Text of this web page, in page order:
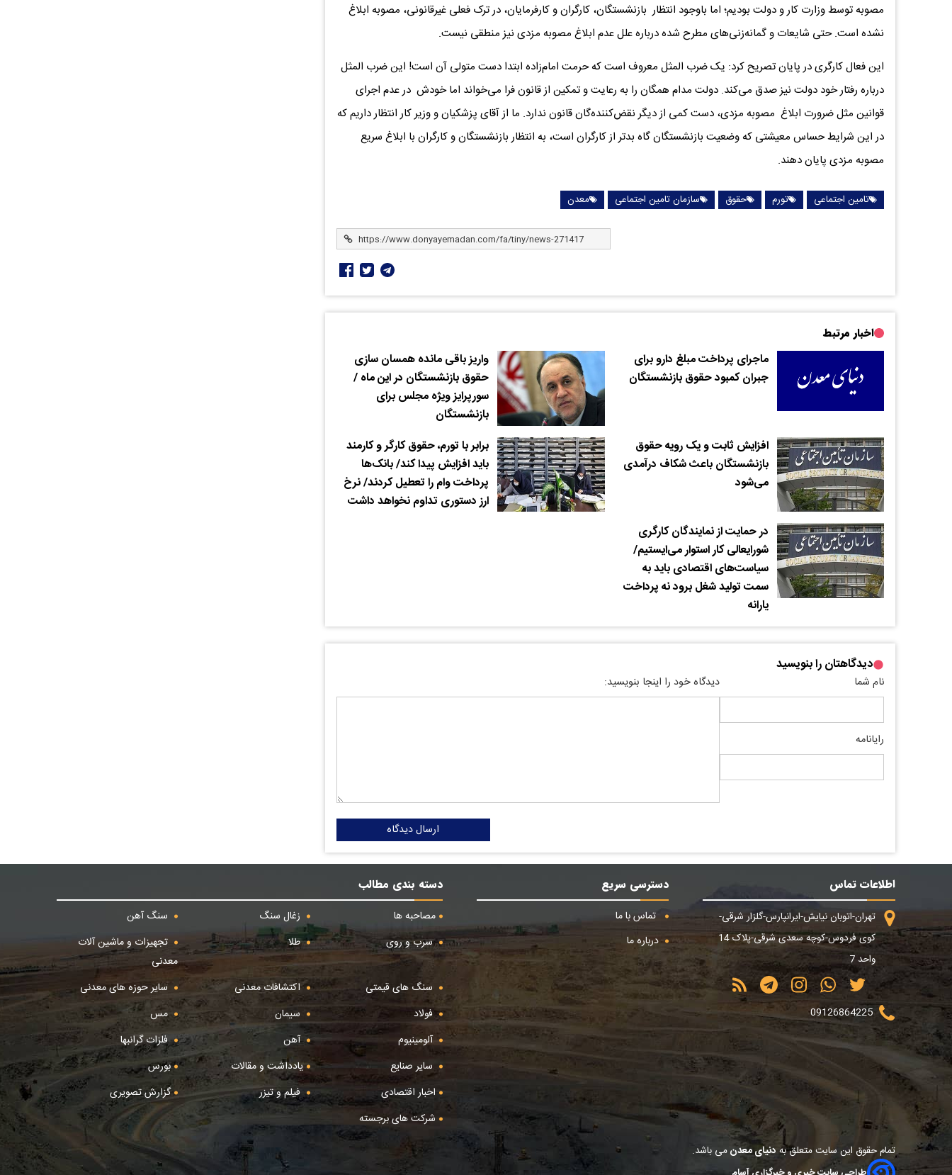
مصوبه توسط وزارت کار و دولت بودیم؛ اما باوجود انتظار بازنشستگان، کارگران و کارفرمایان، در ترک فعلی غیرقانونی، مصوبه ابلاغ
نشده است. حتی شایعات و گمانه‌زنی‌های مطرح شده درباره علل‌ عدم ابلاغ مصوبه مزدی نیز منطقی نیست.
این فعال کارگری در پایان تصریح کرد: یک ضرب المثل معروف است که حرمت امام‌زاده ابتدا دست متولی آن است! این ضرب المثل
درباره رفتار خود دولت نیز صدق می‌کند. دولت مدام همگان را به رعایت و تمکین از قانون فرا می‌خواند اما خودش در عدم اجرای
قوانین مثل ضرورت ابلاغ مصوبه مزدی، دست کمی از دیگر نقض‌کننده‌گان قانون ندارد. ما از آقای پزشکیان و وزیر کار انتظار داریم که
در این شرایط حساس معیشتی که وضعیت بازنشستگان گاه بدتر از کارگران است، به انتظار بازنشستگان و کارگران با ابلاغ سریع
مصوبه مزدی پایان دهند.
تامین اجتماعی تورم حقوق سازمان تامین اجتماعی معدن
اخبار مرتبط
ماجرای پرداخت مبلغ دارو برای
جبران کمبود حقوق بازنشستگان
واریز باقی مانده همسان سازی
حقوق بازنشستگان در این ماه /
سورپرایز ویژه مجلس برای
بازنشستگان
افزایش ثابت و یک رویه حقوق
بازنشستگان باعث شکاف درآمدی
می‌شود
برابر با تورم، حقوق کارگر و کارمند
باید افزایش پیدا کند/ بانک‌ها
پرداخت وام‌ را تعطیل کردند/ نرخ
ارز دستوری تداوم نخواهد داشت
در حمایت از نمایندگان کارگری
شورایعالی کار استوار می‌ایستیم/
سیاست‌های اقتصادی باید به
سمت تولید شغل برود نه پرداخت
یارانه
دیدگاهتان را بنویسید
نام شما
رایانامه
دیدگاه خود را اینجا بنویسید:
ارسال دیدگاه
اطلاعات تماس
تهران-اتوبان نیایش-ایرانپارس-گلزار شرقی-
کوی فردوس-کوچه سعدی شرقی-پلاک 14
واحد 7
09126864225
دسترسی سریع
تماس با ما
درباره ما
دسته بندی مطالب
مصاحبه ها
زغال سنگ
سنگ آهن
سرب و روی
طلا
تجهیزات و ماشین آلات
معدنی
سنگ های قیمتی
اکتشافات معدنی
سایر حوزه های معدنی
فولاد
سیمان
مس
آلومینیوم
آهن
فلزات گرانبها
سایر صنایع
یادداشت و مقالات
بورس
اخبار اقتصادی
فیلم و تیزر
گزارش تصویری
شرکت های برجسته
تمام حقوق این سایت متعلق بهدنیای معدنمی باشد.